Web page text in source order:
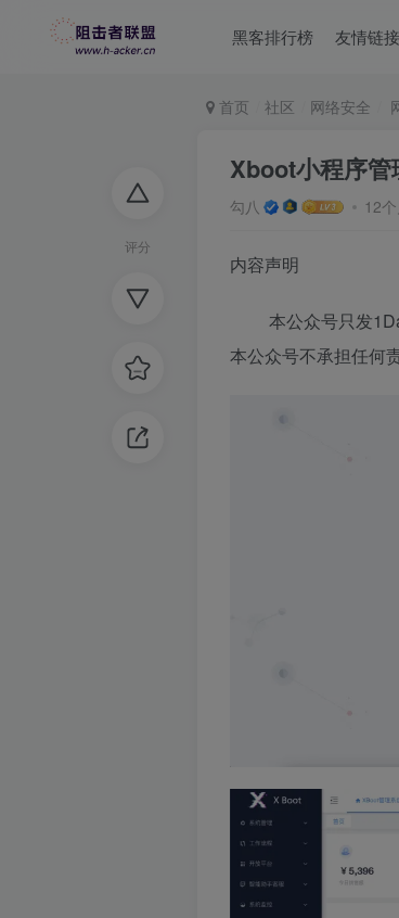
黑客排行榜 友情链接
评分
首页 社区 网络安全
Xboot小程序管
勾八 12
内容声明
本公众号只发1Day
本公众号不承担任何责